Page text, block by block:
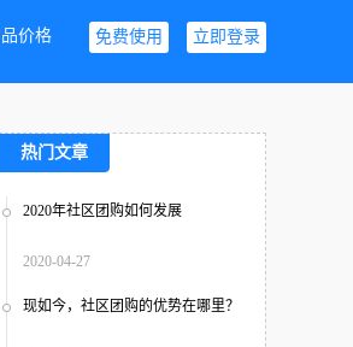
价格 免费使用 立即登录
热门文章
2020年社区团购如何发展
2020-04-27
现如今，社区团购的优势在哪里？